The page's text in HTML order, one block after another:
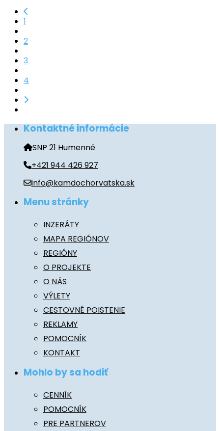
1
2
3
4
Kontaktné informácie
SNP 21 Humenné
+421 944 426 927
info@kamdochorvatska.sk
Menu stránky
INZERÁTY
MAPA REGIÓNOV
REGIÓNY
O PROJEKTE
O NÁS
VÝLETY
CESTOVNÉ POISTENIE
REKLAMY
POMOCNÍK
KONTAKT
Mohlo by sa hodiť
CENNÍK
POMOCNÍK
PRE PARTNEROV